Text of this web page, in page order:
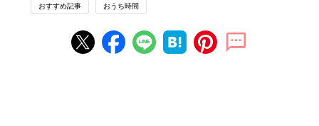
おすすめ記事 おうち時間